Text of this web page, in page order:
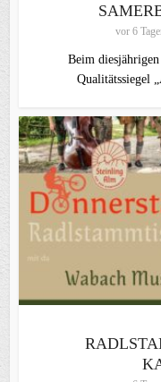
vor 6
Beim
Qualitätssiegel